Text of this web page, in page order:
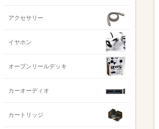
アクセサリー
イヤホン
オープンリールデッキ
カーオーディオ
カートリッジ